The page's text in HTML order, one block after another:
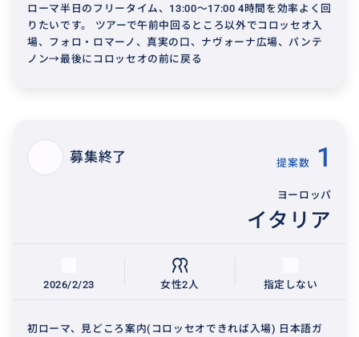
ローマ半日のフリータイム、13:00〜17:00 4時間を効率よく回
りたいです。 ツアーで午前中回るところ以外でコロッセオ入
場、フォロ・ロマーノ、真実の口、ナヴォーナ広場、パンテ
ノン→最後にコロッセオの前に戻る
募集終了 提案数 1
ヨーロッパ
イタリア
2026/2/23 女性2人 指定しない
初ローマ、見どころ案内(コロッセオできれば入場) 日本語ガ